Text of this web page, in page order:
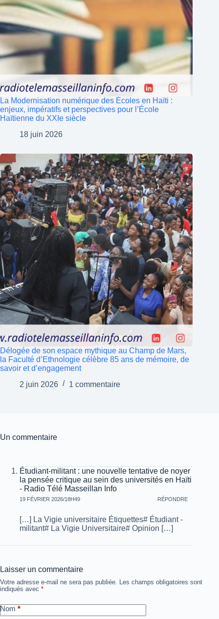
La Modernisation numérique des Écoles en Haïti :
enjeux, impératifs et perspectives pour l’École
Haïtienne du XXIe siècle
18 juin 2026
Délogée de son espace mythique au Champ de Mars,
la Faculté d’Ethnologie célèbre 85 ans de mémoire, de
savoir et d’engagement
2 juin 2026
1 commentaire
Un commentaire
Étudiant-militant : une nouvelle tentative de noyer
la pensée critique au sein des universités en Haïti
- Radio Télé Masseillan Info
19 FÉVRIER 2026/18H49 RÉPONDRE
[…] La Vigie universitaire Étiquettes# Étudiant -
militant# La Vigie Universitaire# Opinion […]
Laisser un commentaire
Votre adresse e-mail ne sera pas publiée. Les champs obligatoires sont
indiqués avec *
Nom *